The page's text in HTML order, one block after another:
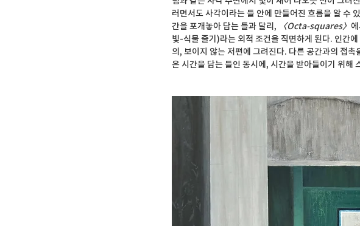
러면서도 사각이라는 틀 안에 만들어진 흐름을 알 수
간을 포개놓아 담는 틀과 달리,
〈Octa-squares〉
빛-식물 줄기)라는 외적 조건을 직면하게 된다. 인간
의, 보이지 않는 저편에 그려진다. 다른 공간과의 접
은 시간을 담는 틀인 동시에, 시간을 받아들이기 위해